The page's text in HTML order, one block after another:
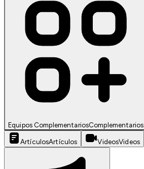
Equipos ComplementariosComplementarios
ArtículosArtículos VideosVideos